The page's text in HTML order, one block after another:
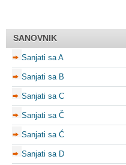
SANOVNIK
Sanjati sa A
Sanjati sa B
Sanjati sa C
Sanjati sa Č
Sanjati sa Ć
Sanjati sa D